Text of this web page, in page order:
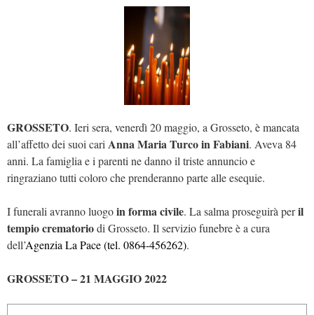
GROSSETO. Ieri sera, venerdì 20 maggio, a Grosseto, è mancata
all’affetto dei suoi cariAnna Maria Turco in Fabiani. Aveva 84
anni. La famiglia e i parenti ne danno il triste annuncio e
ringraziano tutti coloro che prenderanno parte alle esequie.
I funerali avranno luogoin forma civile. La salma proseguirà peril
tempio crematoriodi Grosseto. Il servizio funebre è a cura
dell’Agenzia La Pace (tel. 0864-456262).
GROSSETO – 21 MAGGIO 2022